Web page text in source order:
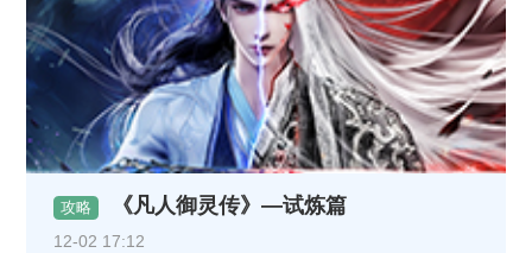
攻略 《凡人御灵传》—试炼篇
12-02 17:12